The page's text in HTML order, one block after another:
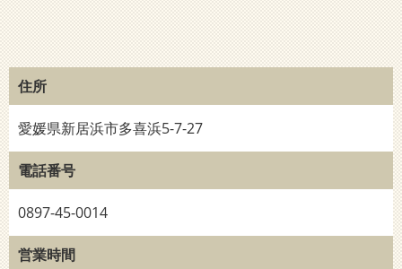
住所
愛媛県新居浜市多喜浜5-7-27
電話番号
0897-45-0014
営業時間